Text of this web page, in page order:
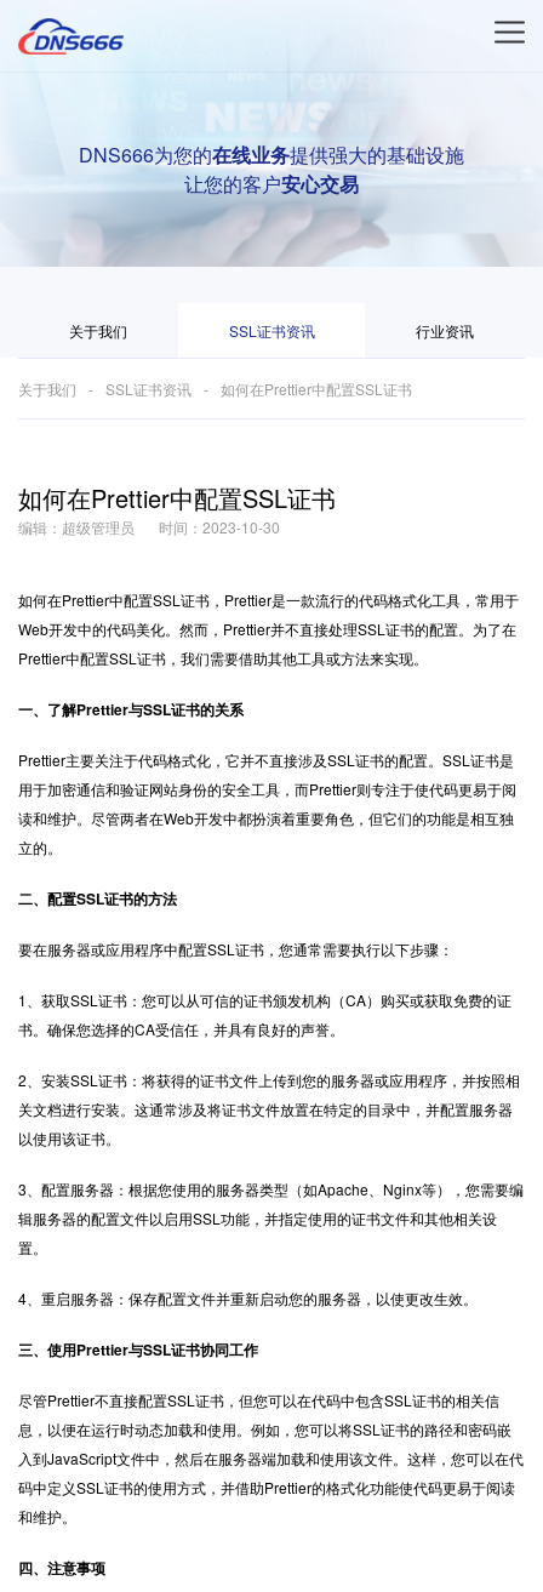
DNS666为您的在线业务提供强大的基础设施
让您的客户安心交易
关于我们 SSL证书资讯 行业资讯
关于我们 SSL证书资讯 如何在Prettier中配置SSL证书
如何在Prettier中配置SSL证书
编辑：超级管理员 时间：2023-10-30
如何在Prettier中配置SSL证书 ，Prettier是一款流行的代码格式化工具，常用于
Web开发中的代码美化。然而，Prettier并不直接处理SSL证书的配置。为了在
Prettier中配置SSL证书，我们需要借助其他工具或方法来实现。
一、了解Prettier与SSL证书的关系
Prettier主要关注于代码格式化，它并不直接涉及SSL证书的配置。SSL证书是
用于加密通信和验证网站身份的安全工具，而Prettier则专注于使代码更易于阅
读和维护。尽管两者在Web开发中都扮演着重要角色，但它们的功能是相互独
立的。
二、配置SSL证书的方法
要在服务器或应用程序中配置SSL证书，您通常需要执行以下步骤：
1、获取SSL证书：您可以从可信的证书颁发机构（CA）购买或获取免费的证
书。确保您选择的CA受信任，并具有良好的声誉。
2、安装SSL证书：将获得的证书文件上传到您的服务器或应用程序，并按照相
关文档进行安装。这通常涉及将证书文件放置在特定的目录中，并配置服务器
以使用该证书。
3、配置服务器：根据您使用的服务器类型（如Apache、Nginx等），您需要编
辑服务器的配置文件以启用SSL功能，并指定使用的证书文件和其他相关设
置。
4、重启服务器：保存配置文件并重新启动您的服务器，以使更改生效。
三、使用Prettier与SSL证书协同工作
尽管Prettier不直接配置SSL证书，但您可以在代码中包含SSL证书的相关信
息，以便在运行时动态加载和使用。例如，您可以将SSL证书的路径和密码嵌
入到JavaScript文件中，然后在服务器端加载和使用该文件。这样，您可以在代
码中定义SSL证书的使用方式，并借助Prettier的格式化功能使代码更易于阅读
和维护。
四、注意事项